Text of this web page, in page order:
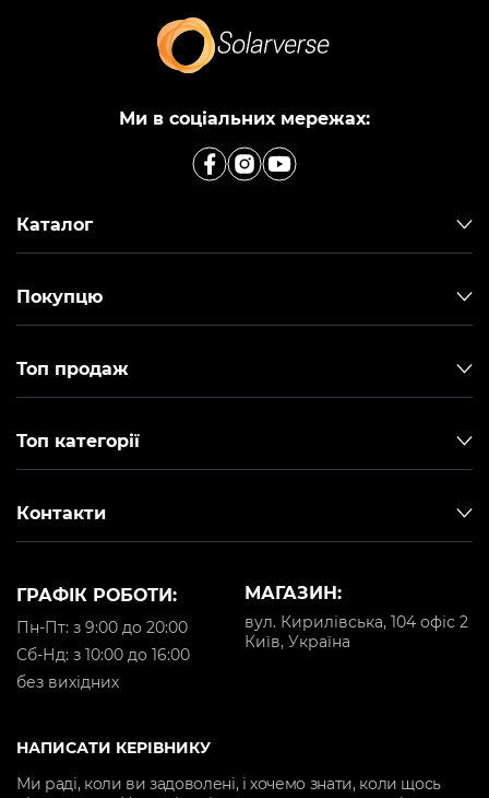
Ми в соціальних мережах:
Каталог
Покупцю
Топ продаж
Топ категорії
Контакти
МАГАЗИН:
вул. Кирилівська, 104 офіс 2
Київ, Україна
ГРАФІК РОБОТИ:
Пн-Пт: з 9:00 до 20:00
Cб-Нд: з 10:00 до 16:00
без вихідних
НАПИСАТИ КЕРІВНИКУ
Ми раді, коли ви задоволені, і хочемо знати, коли щось